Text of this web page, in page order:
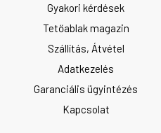
Gyakori kérdések
Tetőablak magazin
Szállítás, Átvétel
Adatkezelés
Garanciális ügyintézés
Kapcsolat